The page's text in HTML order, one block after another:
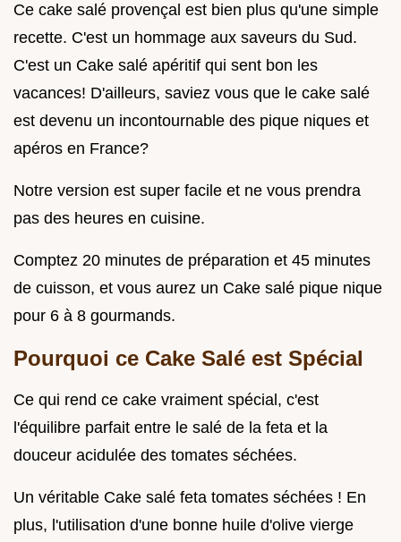
Ce cake salé provençal est bien plus qu'une simple
recette. C'est un hommage aux saveurs du Sud.
C'est un Cake salé apéritif qui sent bon les
vacances! D'ailleurs, saviez vous que le cake salé
est devenu un incontournable des pique niques et
apéros en France?
Notre version est super facile et ne vous prendra
pas des heures en cuisine.
Comptez 20 minutes de préparation et 45 minutes
de cuisson, et vous aurez un Cake salé pique nique
pour 6 à 8 gourmands.
Pourquoi ce Cake Salé est Spécial
Ce qui rend ce cake vraiment spécial, c'est
l'équilibre parfait entre le salé de la feta et la
douceur acidulée des tomates séchées.
Un véritable Cake salé feta tomates séchées ! En
plus, l'utilisation d'une bonne huile d'olive vierge